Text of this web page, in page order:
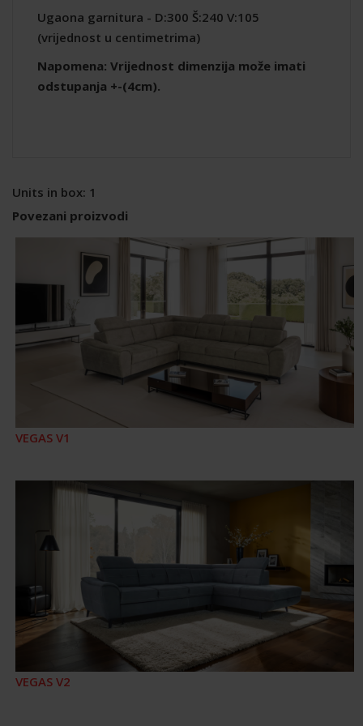
Ugaona garnitura - D:300 Š:240 V:105
(vrijednost u centimetrima)
Napomena: Vrijednost dimenzija može imati
odstupanja +-(4cm).
Units in box: 1
Povezani proizvodi
VEGAS V1
VEGAS V2